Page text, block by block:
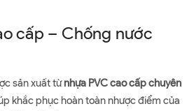
cấp – Chống nước
sản xuất từnhựa PVC cao cấp chuyên
khắc phục hoàn toàn nhược điểm của